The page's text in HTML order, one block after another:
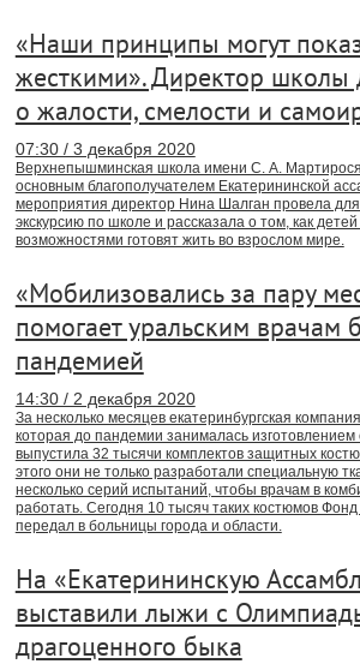
«Наши принципы могут
жесткими». Директор школы
о жалости, смелости и
07:30 / 3 декабря 2020
Верхнепышминская школа имени С. А.
основным благополучателем Екатерининской
мероприятия директор Нина Шалган провела
экскурсию по школе и рассказала о том, как
возможностями готовят жить во взрослом мире.
«Мобилизовались за пару
помогает уральским врачам
пандемией
14:30 / 2 декабря 2020
За несколько месяцев екатеринбургская
которая до пандемии занималась
выпустила 32 тысячи комплектов защитных
этого они не только разработали специальную
несколько серий испытаний, чтобы врачам в
работать. Сегодня 10 тысяч таких костюмов
передал в больницы города и области.
На «Екатерининскую
выставили лыжи с
драгоценного быка